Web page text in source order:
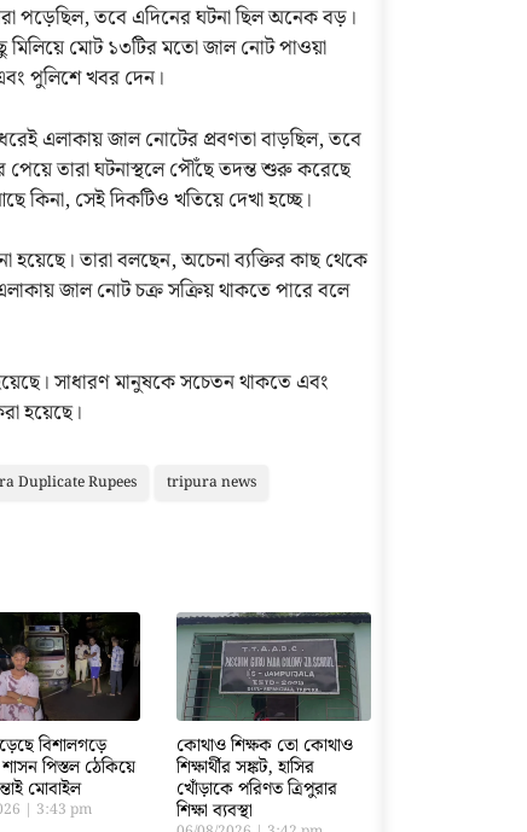
পড়েছিল, তবে এদিনের ঘটনা ছিল অনেক বড়।
মোট ১৩টির মতো জাল নোট পাওয়া
পুলিশে খবর দেন।
এলাকায় জাল নোটের প্রবণতা বাড়ছিল, তবে
পেয়ে তারা ঘটনাস্থলে পৌঁছে তদন্ত শুরু করেছে
কিনা, সেই দিকটিও খতিয়ে দেখা হচ্ছে।
তারা বলছেন, অচেনা ব্যক্তির কাছ থেকে
জাল নোট চক্র সক্রিয় থাকতে পারে বলে
সাধারণ মানুষকে সচেতন থাকতে এবং
হয়েছে।
Duplicate Rupees tripura news
বিশালগড়ে
পিস্তল ঠেকিয়ে
মোবাইল
3:43 pm
কোথাও শিক্ষক তো কোথাও
শিক্ষার্থীর সঙ্কট, হাসির
খোঁড়াকে পরিণত ত্রিপুরার
শিক্ষা ব্যবস্থা